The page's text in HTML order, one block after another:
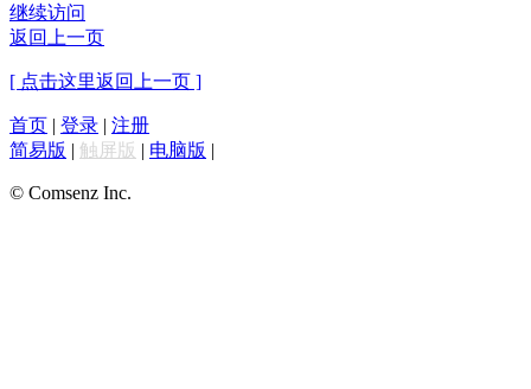
继续访问
返回上一页
[ 点击这里返回上一页 ]
首页 | 登录 | 注册
简易版 | 触屏版 | 电脑版 |
© Comsenz Inc.